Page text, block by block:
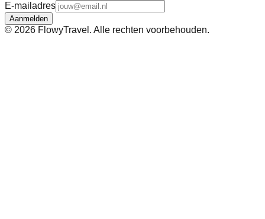
E-mailadres
Aanmelden
© 2026 FlowyTravel. Alle rechten voorbehouden.